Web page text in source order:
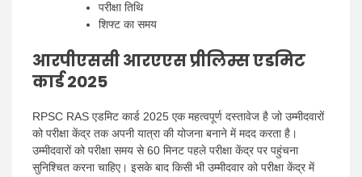
परीक्षा तिथि
शिफ्ट का समय
आरपीएससी आरएएस प्रीलिम्स एडमिट
कार्ड 2025
RPSC RAS ​​एडमिट कार्ड 2025 एक महत्वपूर्ण दस्तावेज है जो उम्मीदवारों
को परीक्षा केंद्र तक अपनी यात्रा की योजना बनाने में मदद करता है।
उम्मीदवारों को परीक्षा समय से 60 मिनट पहले परीक्षा केंद्र पर पहुंचना
सुनिश्चित करना चाहिए। इसके बाद किसी भी उम्मीदवार को परीक्षा केंद्र में